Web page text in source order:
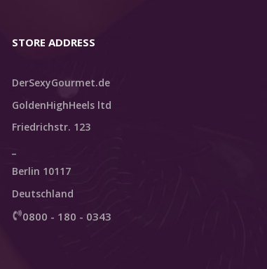
STORE ADDRESS
DerSexyGourmet.de
GoldenHighHeels ltd
Friedrichstr. 123
Berlin 10117
Deutschland
0800 - 180 - 0343